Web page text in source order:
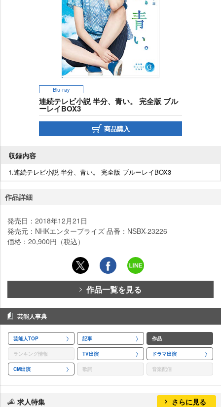
Blu-ray
連続テレビ小説 半分、青い。 完全版 ブル
ーレイBOX3
商品購入
収録内容
1.連続テレビ小説 半分、青い。 完全版 ブルーレイBOX3
作品詳細
発売日：2018年12月21日
発売元：NHKエンタープライズ 品番：NSBX-23226
価格：20,900円（税込）
作品一覧を見る
芸能人事典
芸能人TOP 記事 作品
ランキング情報 TV出演 ドラマ出演
CM出演 歌詞 音楽配信
求人特集 さらに見る